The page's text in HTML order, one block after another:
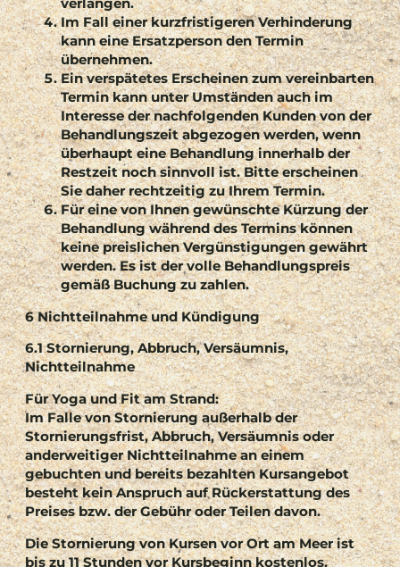
verlangen.
Im Fall einer kurzfristigeren Verhinderung
kann eine Ersatzperson den Termin
übernehmen.
Ein verspätetes Erscheinen zum vereinbarten
Termin kann unter Umständen auch im
Interesse der nachfolgenden Kunden von der
Behandlungszeit abgezogen werden, wenn
überhaupt eine Behandlung innerhalb der
Restzeit noch sinnvoll ist. Bitte erscheinen
Sie daher rechtzeitig zu Ihrem Termin.
Für eine von Ihnen gewünschte Kürzung der
Behandlung während des Termins können
keine preislichen Vergünstigungen gewährt
werden. Es ist der volle Behandlungspreis
gemäß Buchung zu zahlen.
6 Nichtteilnahme und Kündigung
6.1 Stornierung, Abbruch, Versäumnis,
Nichtteilnahme
Für Yoga und Fit am Strand:
Im Falle von Stornierung außerhalb der
Stornierungsfrist, Abbruch, Versäumnis oder
anderweitiger Nichtteilnahme an einem
gebuchten und bereits bezahlten Kursangebot
besteht kein Anspruch auf Rückerstattung des
Preises bzw. der Gebühr oder Teilen davon.
Die Stornierung von Kursen vor Ort am Meer ist
bis zu 11 Stunden vor Kursbeginn kostenlos.